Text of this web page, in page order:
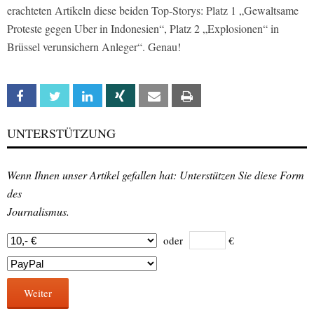
erachteten Artikeln diese beiden Top-Storys: Platz 1 „Gewaltsame
Proteste gegen Uber in Indonesien“, Platz 2 „Explosionen“ in
Brüssel verunsichern Anleger“. Genau!
Facebook Twitter Linkedin Xing Email
UNTERSTÜTZUNG
Wenn Ihnen unser Artikel gefallen hat: Unterstützen Sie diese Form
des
Journalismus.
oder €
Weiter